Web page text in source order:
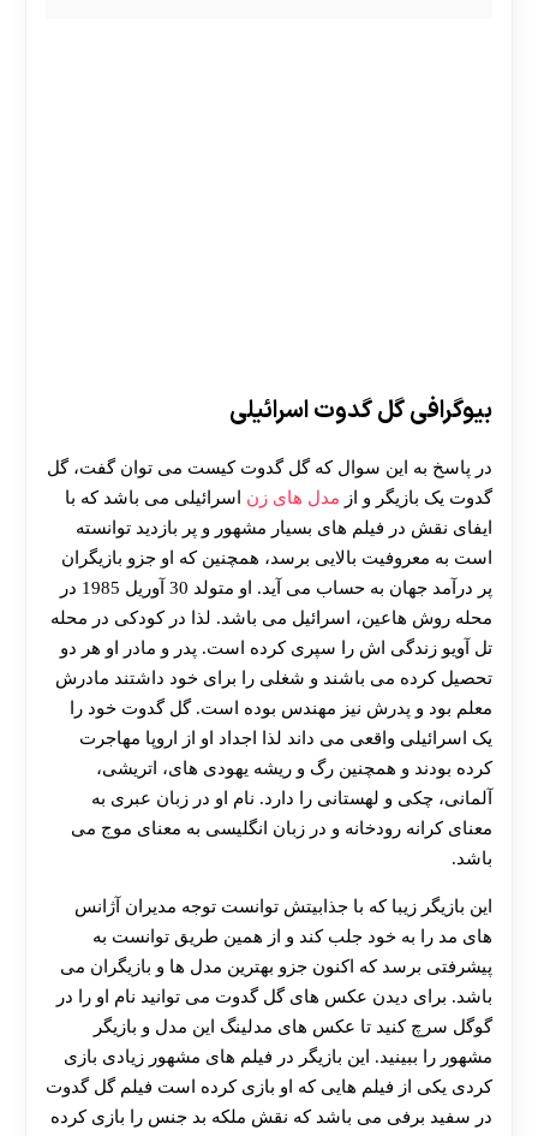
بیوگرافی گل گدوت اسرائیلی
در پاسخ به این سوال که گل گدوت کیست می توان گفت، گل
گدوت یک بازیگر و از مدل های زن اسرائیلی می باشد که با
ایفای نقش در فیلم های بسیار مشهور و پر بازدید توانسته
است به معروفیت بالایی برسد، همچنین که او جزو بازیگران
پر درآمد جهان به حساب می آید. او متولد 30 آوریل 1985 در
محله روش هاعین، اسرائیل می باشد. لذا در کودکی در محله
تل آویو زندگی اش را سپری کرده است. پدر و مادر او هر دو
تحصیل کرده می باشند و شغلی را برای خود داشتند مادرش
معلم بود و پدرش نیز مهندس بوده است. گل گدوت خود را
یک اسرائیلی واقعی می داند لذا اجداد او از اروپا مهاجرت
کرده بودند و همچنین رگ و ریشه یهودی های، اتریشی،
آلمانی، چکی و لهستانی را دارد. نام او در زبان عبری به
معنای کرانه رودخانه و در زبان انگلیسی به معنای موج می
باشد.
این بازیگر زیبا که با جذابیتش توانست توجه مدیران آژانس
های مد را به خود جلب کند و از همین طریق توانست به
پیشرفتی برسد که اکنون جزو بهترین مدل ها و بازیگران می
باشد. برای دیدن عکس های گل گدوت می توانید نام او را در
گوگل سرچ کنید تا عکس های مدلینگ این مدل و بازیگر
مشهور را ببینید. این بازیگر در فیلم های مشهور زیادی بازی
کردی یکی از فیلم هایی که او بازی کرده است فیلم گل گدوت
در سفید برفی می باشد که نقش ملکه بد جنس را بازی کرده